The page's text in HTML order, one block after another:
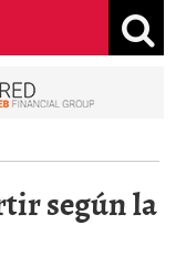
según la